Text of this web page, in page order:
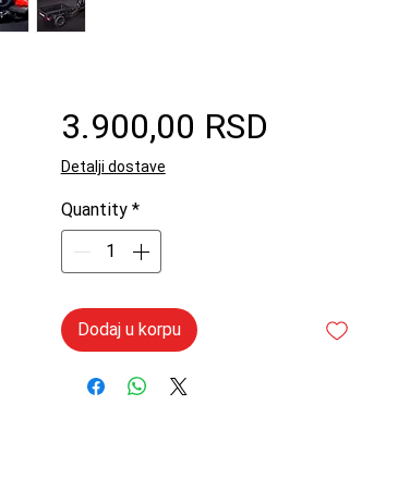
3.900,00 RSD
Detalji dostave
Quantity *
Dodaj u korpu